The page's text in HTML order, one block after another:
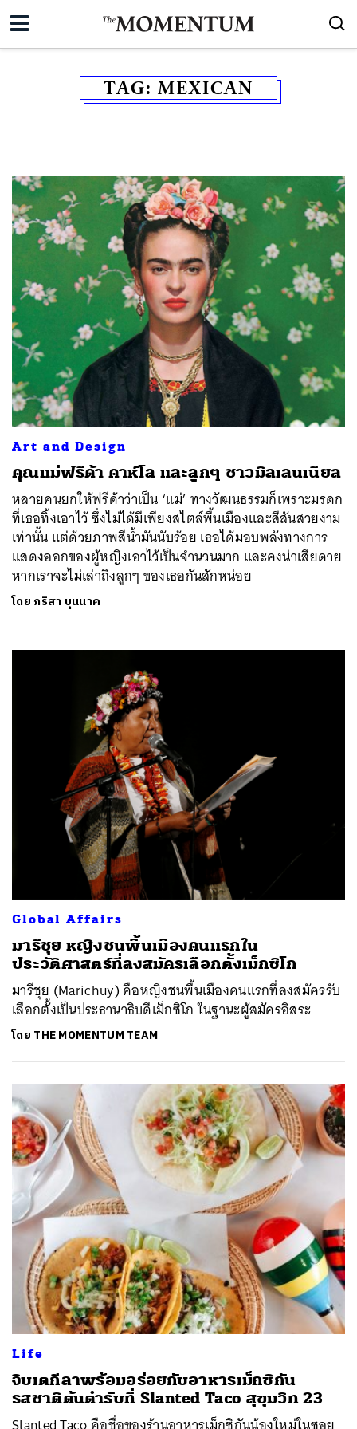
TAG: MEXICAN
Art and Design
คุณแม่ฟรีด้า คาห์โล และลูกๆ ชาวมิลเลนเนียล
หลายคนยกให้ฟรีด้าว่าเป็น ‘แม่’ ทางวัฒนธรรมก็เพราะมรดก
ที่เธอทิ้งเอาไว้ ซึ่งไม่ได้มีเพียงสไตล์พื้นเมืองและสีสันสวยงาม
เท่านั้น แต่ด้วยภาพสีน้ำมันนับร้อย เธอได้มอบพลังทางการ
แสดงออกของผู้หญิงเอาไว้เป็นจำนวนมาก และคงน่าเสียดาย
หากเราจะไม่เล่าถึงลูกๆ ของเธอกันสักหน่อย
โดย ภริสา บุนนาค
Global Affairs
มารีชุย หญิงชนพื้นเมืองคนแรกใน
ประวัติศาสตร์ที่ลงสมัครเลือกตั้งเม็กซิโก
มารีชุย (Marichuy) คือหญิงชนพื้นเมืองคนแรกที่ลงสมัครรับ
เลือกตั้งเป็นประธานาธิบดีเม็กซิโก ในฐานะผู้สมัครอิสระ
โดย THE MOMENTUM TEAM
Life
จิบเตกีลาพร้อมอร่อยกับอาหารเม็กซิกัน
รสชาติต้นตำรับที่ Slanted Taco สุขุมวิท 23
SHARE TWEET LINE